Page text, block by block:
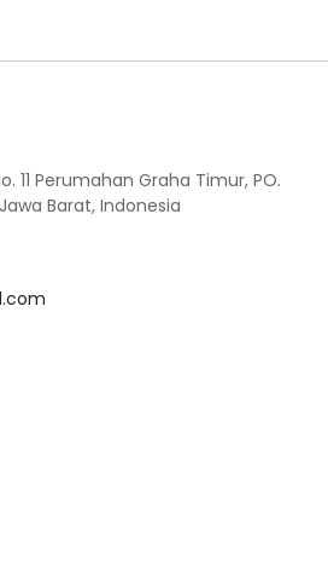
11 Perumahan Graha Timur, PO.
Jawa Barat, Indonesia